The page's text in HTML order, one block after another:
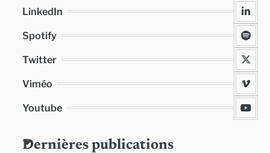
LinkedIn
Spotify
Twitter
Viméo
Youtube
Dernières publications